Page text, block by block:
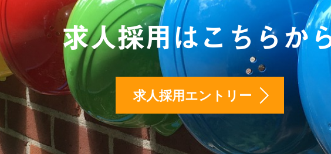
求人採用はこちらか
求人採用エントリー